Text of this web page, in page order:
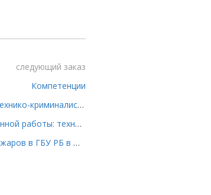
следующий заказ
Компетенции
Процессуальное оформление использования технико-криминалистических средств в протоколах следственных действий.
Наименование темы выпускной классификационной работы: технический проект газотурбинной установки для
Организация профилактики тушения лесных пожаров в ГБУ РБ в Федоровском лесничестве